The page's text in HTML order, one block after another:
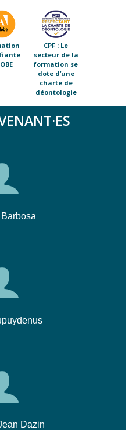
CPF : Le
secteur de la
formation se
dote d’une
charte de
déontologie
Dazin